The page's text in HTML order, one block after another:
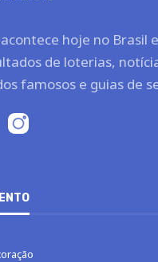
hoje no Brasil
de loterias,
famosos e guias de